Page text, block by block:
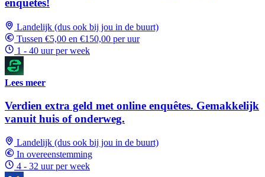
enquêtes!
Landelijk (dus ook bij jou in de buurt)
Tussen €5,00 en €150,00 per uur
1 - 40 uur per week
Lees meer
Verdien extra geld met online enquêtes. Gemakkelijk
vanuit huis of onderweg.
Landelijk (dus ook bij jou in de buurt)
In overeenstemming
4 - 32 uur per week